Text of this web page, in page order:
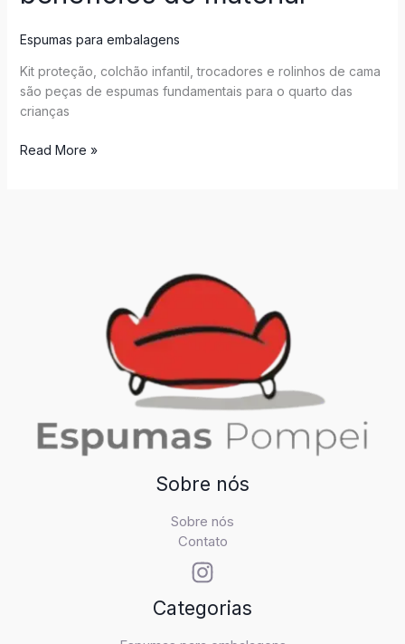
Espumas para embalagens
Kit proteção, colchão infantil, trocadores e rolinhos de cama
são peças de espumas fundamentais para o quarto das
crianças
Read More »
Sobre nós
Sobre nós
Contato
Categorias